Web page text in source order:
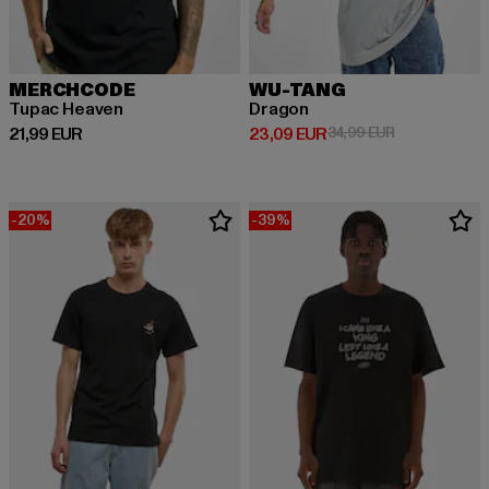
MERCHCODE
Tupac Heaven
21,99 EUR
Ajankohtainen hinta: 21,99 EUR
WU-TANG
Dragon
23,09 EUR
Ajankohtainen hinta: 23,09 EUR
34,99 EUR
-20% -39%